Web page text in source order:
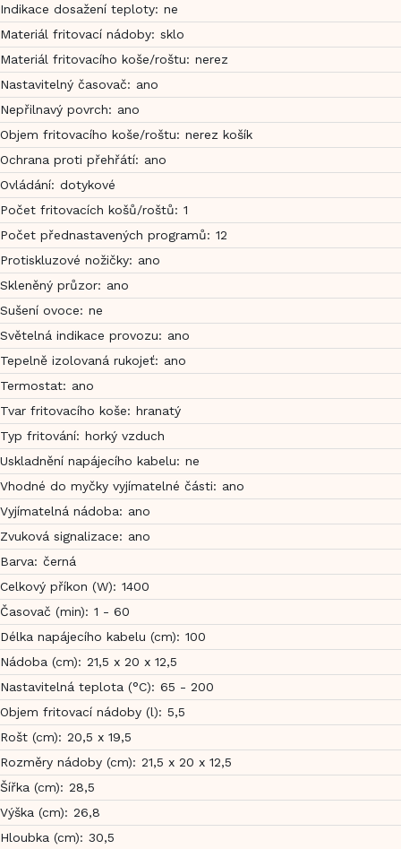
Indikace dosažení teploty: ne
Materiál fritovací nádoby: sklo
Materiál fritovacího koše/roštu: nerez
Nastavitelný časovač: ano
Nepřilnavý povrch: ano
Objem fritovacího koše/roštu: nerez košík
Ochrana proti přehřátí: ano
Ovládání: dotykové
Počet fritovacích košů/roštů: 1
Počet přednastavených programů: 12
Protiskluzové nožičky: ano
Skleněný průzor: ano
Sušení ovoce: ne
Světelná indikace provozu: ano
Tepelně izolovaná rukojeť: ano
Termostat: ano
Tvar fritovacího koše: hranatý
Typ fritování: horký vzduch
Uskladnění napájecího kabelu: ne
Vhodné do myčky vyjímatelné části: ano
Vyjímatelná nádoba: ano
Zvuková signalizace: ano
Barva: černá
Celkový příkon (W): 1400
Časovač (min): 1 - 60
Délka napájecího kabelu (cm): 100
Nádoba (cm): 21,5 x 20 x 12,5
Nastavitelná teplota (°C): 65 - 200
Objem fritovací nádoby (l): 5,5
Rošt (cm): 20,5 x 19,5
Rozměry nádoby (cm): 21,5 x 20 x 12,5
Šířka (cm): 28,5
Výška (cm): 26,8
Hloubka (cm): 30,5